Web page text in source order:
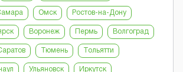
Омск Ростов-на-Дону
Воронеж Пермь Волгоград
Тюмень Тольятти
Ульяновск Иркутск